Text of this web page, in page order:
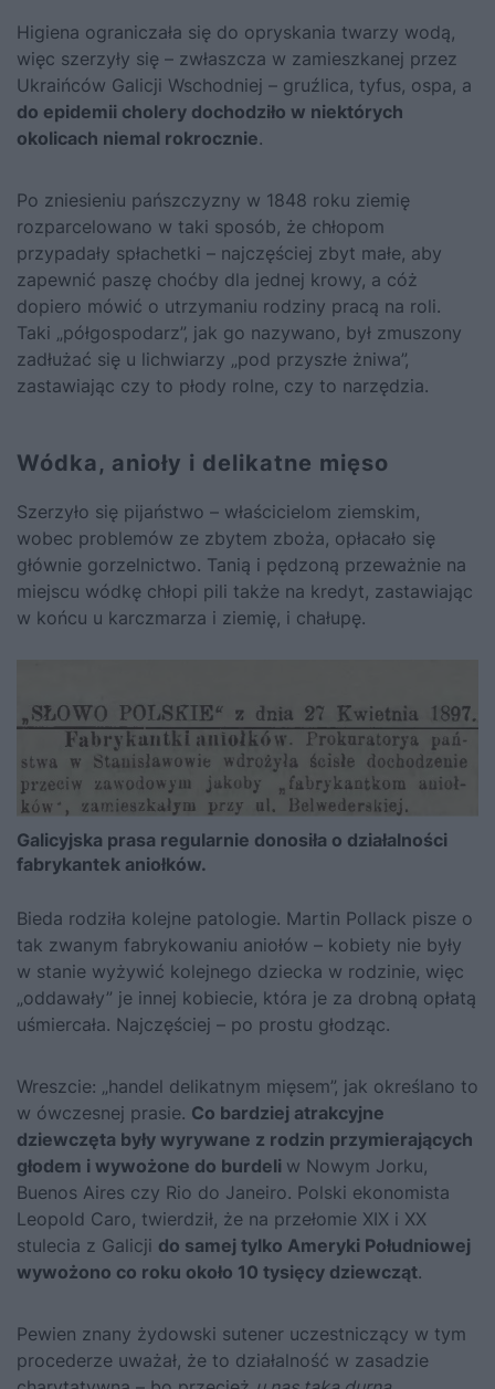
Higiena ograniczała się do opryskania twarzy wodą,
więc szerzyły się – zwłaszcza w zamieszkanej przez
Ukraińców Galicji Wschodniej – gruźlica, tyfus, ospa, a
do epidemii cholery dochodziło w niektórych
okolicach niemal rokrocznie.
Po zniesieniu pańszczyzny w 1848 roku ziemię
rozparcelowano w taki sposób, że chłopom
przypadały spłachetki – najczęściej zbyt małe, aby
zapewnić paszę choćby dla jednej krowy, a cóż
dopiero mówić o utrzymaniu rodziny pracą na roli.
Taki „półgospodarz”, jak go nazywano, był zmuszony
zadłużać się u lichwiarzy „pod przyszłe żniwa”,
zastawiając czy to płody rolne, czy to narzędzia.
Wódka, anioły i delikatne mięso
Szerzyło się pijaństwo – właścicielom ziemskim,
wobec problemów ze zbytem zboża, opłacało się
głównie gorzelnictwo. Tanią i pędzoną przeważnie na
miejscu wódkę chłopi pili także na kredyt, zastawiając
w końcu u karczmarza i ziemię, i chałupę.
Galicyjska prasa regularnie donosiła o działalności
fabrykantek aniołków.
Bieda rodziła kolejne patologie. Martin Pollack pisze o
tak zwanym fabrykowaniu aniołów – kobiety nie były
w stanie wyżywić kolejnego dziecka w rodzinie, więc
„oddawały” je innej kobiecie, która je za drobną opłatą
uśmiercała. Najczęściej – po prostu głodząc.
Wreszcie: „handel delikatnym mięsem”, jak określano to
w ówczesnej prasie. Co bardziej atrakcyjne
dziewczęta były wyrywane z rodzin przymierających
głodem i wywożone do burdeli w Nowym Jorku,
Buenos Aires czy Rio do Janeiro. Polski ekonomista
Leopold Caro, twierdził, że na przełomie XIX i XX
stulecia z Galicji do samej tylko Ameryki Południowej
wywożono co roku około 10 tysięcy dziewcząt.
Pewien znany żydowski sutener uczestniczący w tym
procederze uważał, że to działalność w zasadzie